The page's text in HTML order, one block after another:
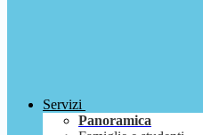
Servizi
Panoramica